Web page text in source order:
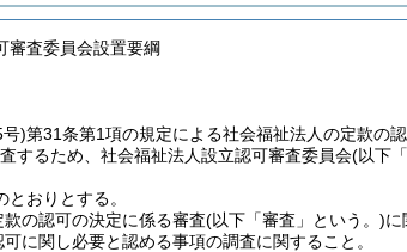
審査委員会設置要綱
)第31条第1項の規定による社会福祉法人の定款の
するため、社会福祉法人設立認可審査委員会(以下
おりとする。
の認可の決定に係る審査(以下「審査」という。)に
に関し必要と認める事項の調査に関すること。